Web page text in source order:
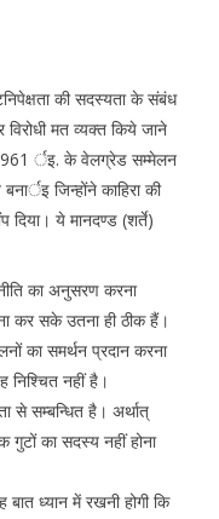
की सदस्यता के संबंध
विरोधी मत व्यक्त किये जाने
1961 र्इ. के वेलग्रेड सम्मेलन
जिन्होंने काहिरा की
दिया। ये मानदण्ड (शर्ते)
का अनुसरण करना
कर सके उतना ही ठीक हैं।
का समर्थन प्रदान करना
नहीं है।
से सम्बन्धित है। अर्थात्
का सदस्य नहीं होना
बात ध्यान में रखनी होगी कि